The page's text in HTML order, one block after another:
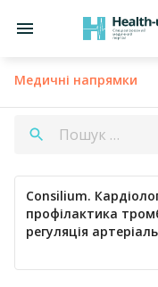
Медичні напрямки
Consilium.
профілактика
регуляція